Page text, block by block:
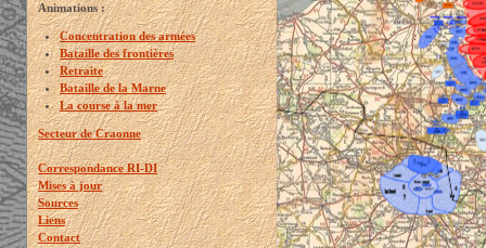
Animations :
Concentration des armées
Bataille des frontières
Retraite
Bataille de la Marne
La course à la mer
Secteur de Craonne
Correspondance RI-DI
Mises à jour
Sources
Liens
Contact